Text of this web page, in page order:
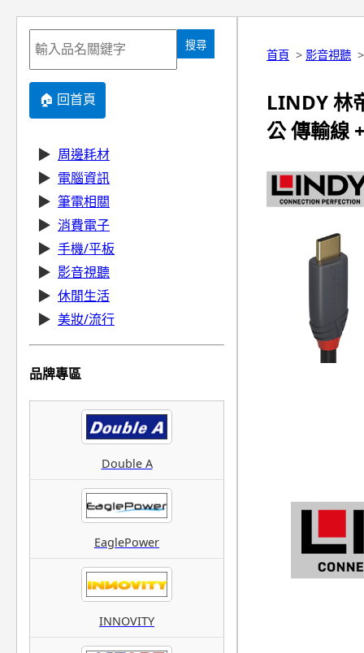
搜尋
🏠 回首頁
▶ 周邊耗材
▶ 電腦資訊
▶ 筆電相關
▶ 消費電子
▶ 手機/平板
▶ 影音視聽
▶ 休閒生活
▶ 美妝/流行
品牌專區
Double A
EaglePower
INNOVITY
首頁 > 影音視聽
LINDY 林
公 傳輸線